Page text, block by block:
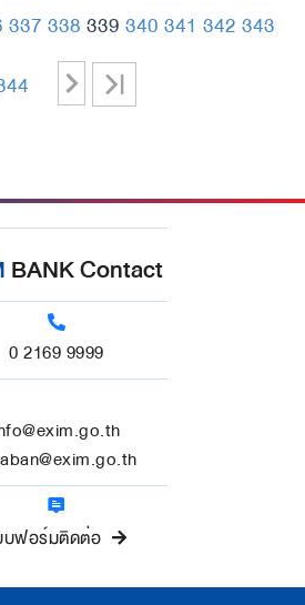
337
- 338
- 339
- 340
- 341- 342
- 343
-
>
BANK Contact
0 2169 9999
บฟอร์มติดต่อ